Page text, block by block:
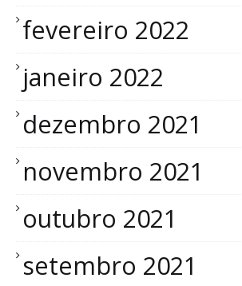
fevereiro 2022
janeiro 2022
dezembro 2021
novembro 2021
outubro 2021
setembro 2021